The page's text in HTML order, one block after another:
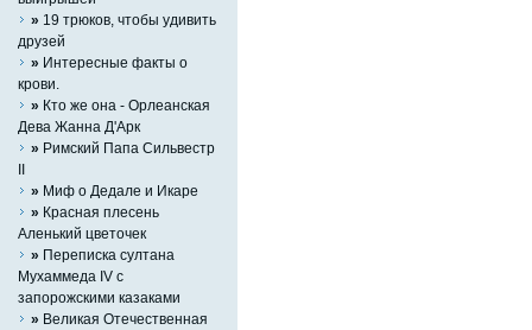
» 19 трюков, чтобы удивить
друзей
» Интересные факты о
крови.
» Кто же она - Орлеанская
Дева Жанна Д'Арк
» Римский Папа Сильвестр
II
» Миф о Дедале и Икаре
» Красная плесень
Аленький цветочек
» Переписка султана
Мухаммеда IV с
запорожскими казаками
» Великая Отечественная